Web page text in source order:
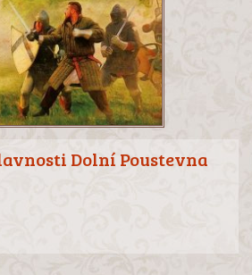
Dolní Poustevna